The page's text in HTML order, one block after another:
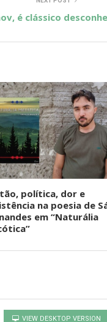
é clássico
política, dor e
na poesia de
em “Naturália
VIEW DESKTOP VERSION